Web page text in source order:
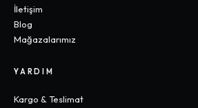
İletişim
Blog
Mağazalarımız
YARDIM
Kargo & Teslimat